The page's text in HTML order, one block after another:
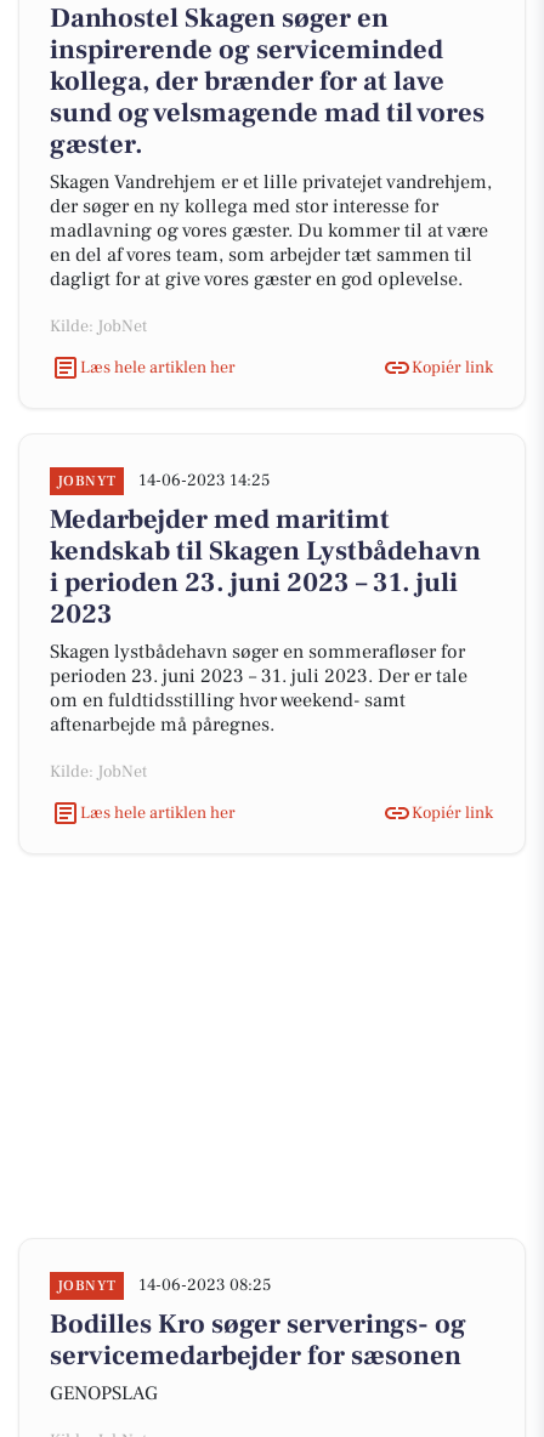
Danhostel Skagen søger en
inspirerende og serviceminded
kollega, der brænder for at lave
sund og velsmagende mad til vores
gæster.
Skagen Vandrehjem er et lille privatejet vandrehjem,
der søger en ny kollega med stor interesse for
madlavning og vores gæster. Du kommer til at være
en del af vores team, som arbejder tæt sammen til
dagligt for at give vores gæster en god oplevelse.
Kilde: JobNet
Læs hele artiklen her
Kopiér link
JOBNYT 14-06-2023 14:25
Medarbejder med maritimt
kendskab til Skagen Lystbådehavn
i perioden 23. juni 2023 – 31. juli
2023
Skagen lystbådehavn søger en sommerafløser for
perioden 23. juni 2023 – 31. juli 2023. Der er tale
om en fuldtidsstilling hvor weekend- samt
aftenarbejde må påregnes.
Kilde: JobNet
Læs hele artiklen her
Kopiér link
JOBNYT 14-06-2023 08:25
Bodilles Kro søger serverings- og
servicemedarbejder for sæsonen
GENOPSLAG